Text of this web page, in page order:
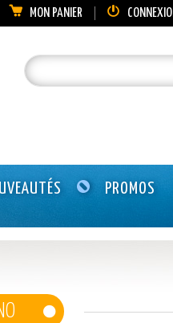
MON PANIER
PROMOS